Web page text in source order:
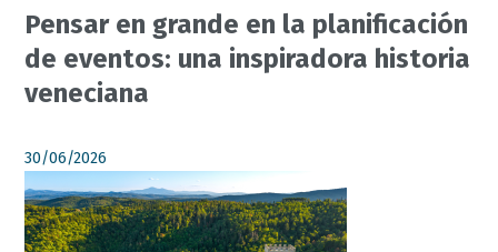
Pensar en grande en la planificación
de eventos: una inspiradora historia
veneciana
30/06/2026